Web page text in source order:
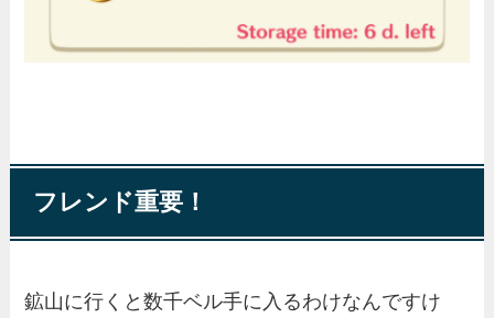
フレンド重要！
鉱山に行くと数千ベル手に入るわけなんですけ